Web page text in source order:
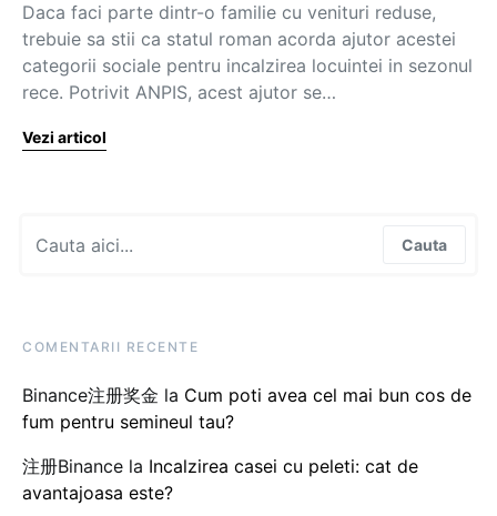
Daca faci parte dintr-o familie cu venituri reduse,
trebuie sa stii ca statul roman acorda ajutor acestei
categorii sociale pentru incalzirea locuintei in sezonul
rece. Potrivit ANPIS, acest ajutor se…
Vezi articol
Cauta
COMENTARII RECENTE
Binance注册奖金 la Cum poti avea cel mai bun cos de
fum pentru semineul tau?
注册Binance la Incalzirea casei cu peleti: cat de
avantajoasa este?